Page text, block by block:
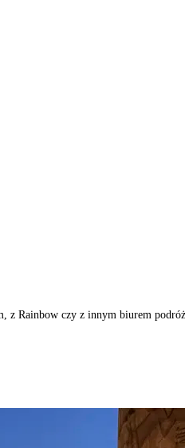
z Rainbow czy z innym biurem